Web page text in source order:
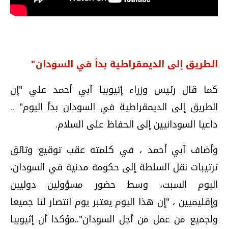
الطريق إلى الديمقراطية بدأ في السودان"
كما قال رئيس وزراء إثيوبيا آبي أحمد علي "إن
الطريق إلى الديمقراطية في السودان بدأ اليوم" ..
داعيا السودانيين إلى الحفاظ على السلام.
وأضاف آبي أحمد ، في كلمته عقب توقيع وثائق
ترتيبات نقل السلطة إلى حكومة مدنية في السودان،
اليوم السبت، وسط حضور مسؤولين دوليين
وإقليميين ، "إن هذا اليوم يعتبر يوم انتصار لنا جميعا
ولجميع من عمل من أجل السودان"..مؤكدا أن إثيوبيا